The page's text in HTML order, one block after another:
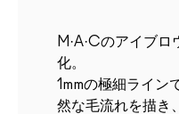
M·A·Cのアイブ
化。
1mmの極細ライン
然な毛流れを描き